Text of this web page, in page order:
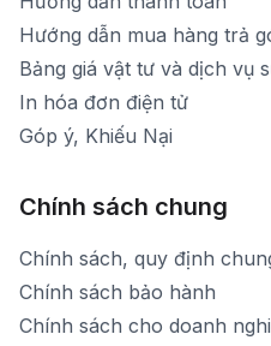
Hướng dẫn mua hàng trả
Bảng giá vật tư và dịch vụ
In hóa đơn điện tử
Góp ý, Khiếu Nại
Chính sách chung
Chính sách, quy định
Chính sách bảo hành
Chính sách cho doanh